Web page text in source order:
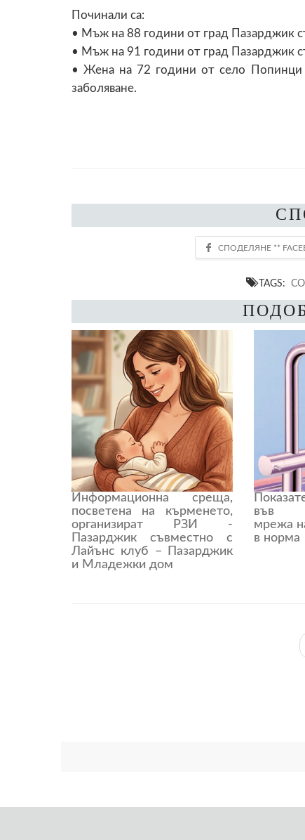
Починали са:
• Мъж на 88 години от град Пазарджик
• Мъж на 91 години от град Пазарджик
• Жена на 72 години от село Попинци
заболяване.
TAGS:
Информационна среща,
посветена на кърменето,
организират РЗИ -
Пазарджик съвместно с
Лайънс клуб – Пазарджик
и Младежки дом
във
мрежа
в норма